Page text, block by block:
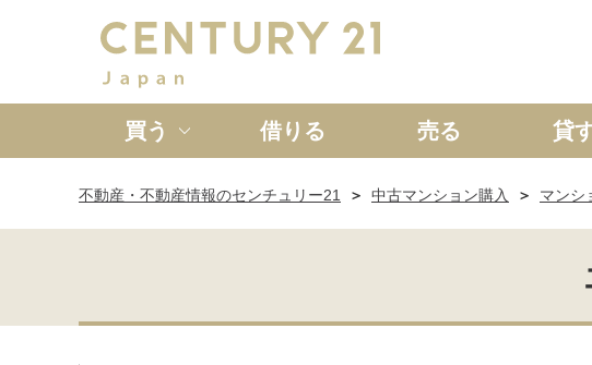
買う
新築一戸建て 中古一戸建て
借りる 売る 貸
不動産・不動産情報のセンチュリー21 中古マンション購入 マンシ